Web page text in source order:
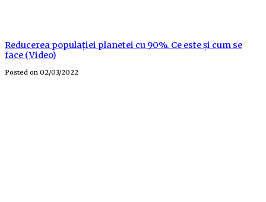
Reducerea populației planetei cu 90%. Ce este și cum se
face (Video)
Posted on 02/03/2022